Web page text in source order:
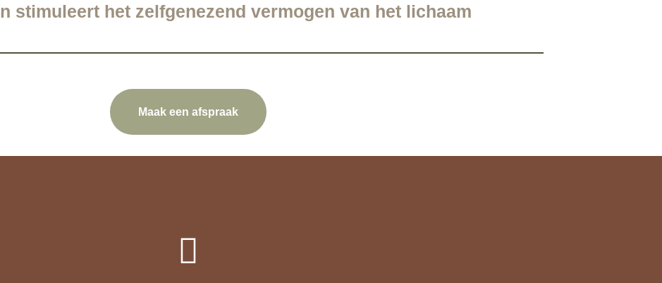
stimuleert het zelfgenezend vermogen van het lichaam
Maak een afspraak